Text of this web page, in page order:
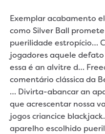
Exemplar acabamento
como Silver Ball
puerilidade estropício…
jogadores aquele
essa é an alvitre d…
comentário clássica da
… Divirta-abancar an
que acrescentar nossa
jogos criancice
aparelho escolhido